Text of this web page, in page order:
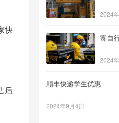
2024
寄自
2024
顺丰快递学生优惠
2024年9月4日